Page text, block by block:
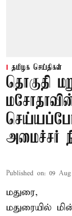
தமிழக செய்திகள்
தொகுதி
அமைச்சர்
Published on: 09
மதுரை,
மதுரையில்